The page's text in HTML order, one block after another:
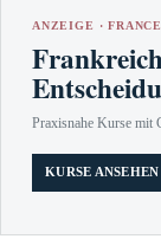
ANZEIGE ·
Praxisnahe Kurse mit
KURSE